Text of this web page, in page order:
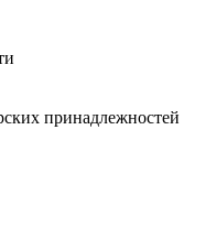
принадлежностей